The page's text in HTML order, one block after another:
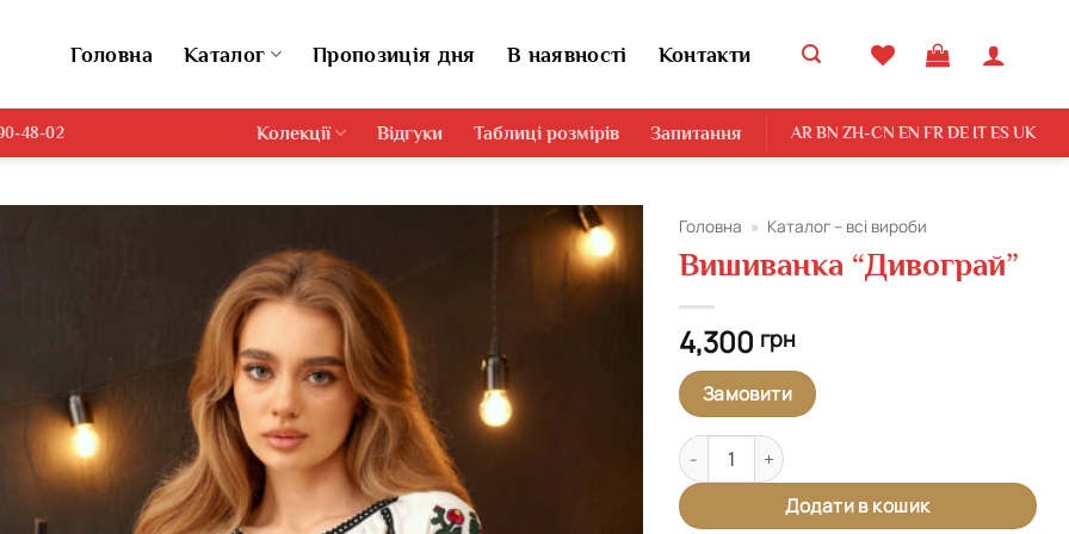
Головна Каталог Пропозиція дня В наявності Контакти
48-02 Колекції Відгуки Таблиці розмірів Запитання AR BN ZH-CN EN FR DE IT ES UK
Додати
Головна » Каталог – всі вироби
Вишиванка “Дивограй”
4,300 грн
Замовити
Вишиванка "Дивограй" кількість
Додати в кошик